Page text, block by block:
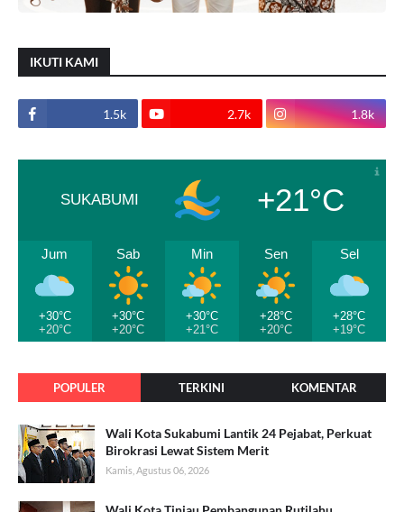
IKUTI KAMI
1.5k 2.7k 1.8k
SUKABUMI +21°C
Jum
+30°C
+20°C
Sab
+30°C
+20°C
Min
+30°C
+21°C
Sen
+28°C
+20°C
Sel
+28°C
+19°C
POPULER TERKINI KOMENTAR
Wali Kota Sukabumi Lantik 24 Pejabat, Perkuat
Birokrasi Lewat Sistem Merit
Kamis, Agustus 06, 2026